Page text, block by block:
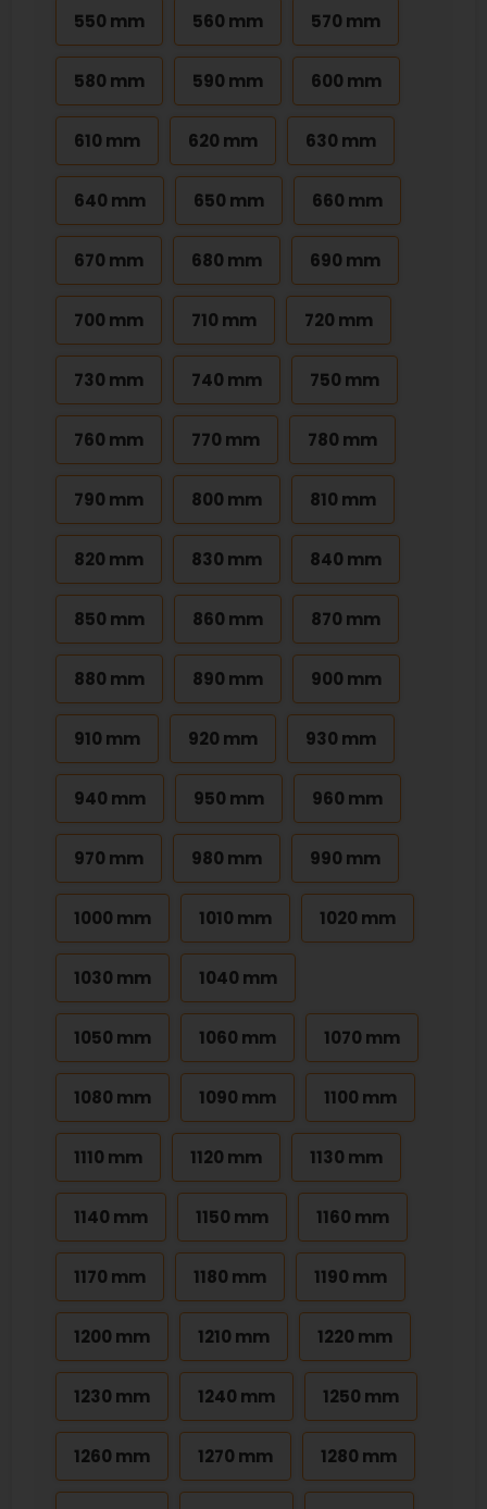
550 mm 560 mm 570 mm
580 mm 590 mm 600 mm
610 mm 620 mm 630 mm
640 mm 650 mm 660 mm
670 mm 680 mm 690 mm
700 mm 710 mm 720 mm
730 mm 740 mm 750 mm
760 mm 770 mm 780 mm
790 mm 800 mm 810 mm
820 mm 830 mm 840 mm
850 mm 860 mm 870 mm
880 mm 890 mm 900 mm
910 mm 920 mm 930 mm
940 mm 950 mm 960 mm
970 mm 980 mm 990 mm
1000 mm 1010 mm 1020 mm
1030 mm 1040 mm
1050 mm 1060 mm 1070 mm
1080 mm 1090 mm 1100 mm
1110 mm 1120 mm 1130 mm
1140 mm 1150 mm 1160 mm
1170 mm 1180 mm 1190 mm
1200 mm 1210 mm 1220 mm
1230 mm 1240 mm 1250 mm
1260 mm 1270 mm 1280 mm